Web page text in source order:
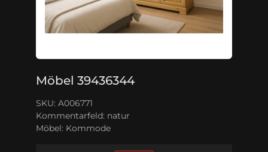
Möbel 39436344
SKU: A006771
Kommentarfeld: natur
Möbel: Kommode